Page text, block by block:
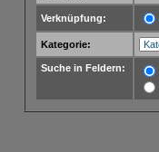
Verknüpfung:
Kategorie:
Suche in Feldern: